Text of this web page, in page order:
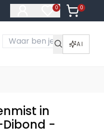
0
Artikelen in
0
Artikelen
AI
in
-